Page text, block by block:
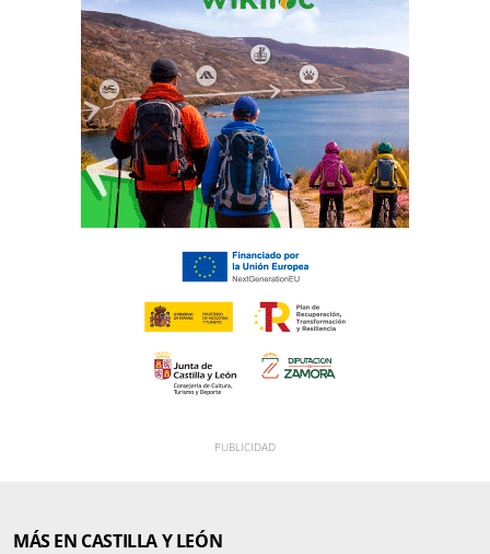
MÁS EN CASTILLA Y LEÓN